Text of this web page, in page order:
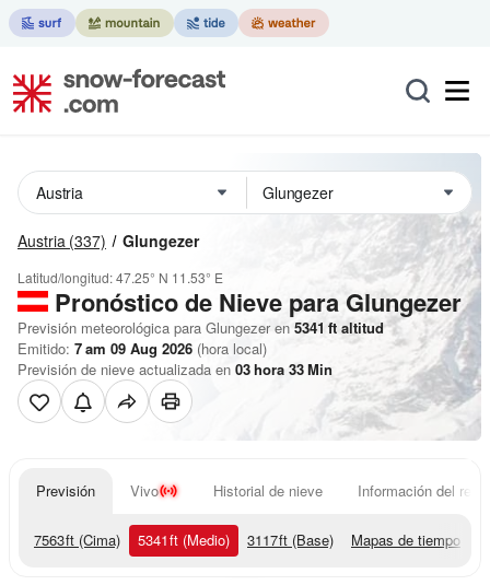
Austria (337) Glungezer
Latitud/longitud:47.25° N 11.53° E
Pronóstico de Nieve para Glungezer
Previsión meteorológica para Glungezer en 5341 ft altitud
Emitido: 7 am 09 Aug 2026 (hora local)
Previsión de nieve actualizada en 03hora 33Min
Previsión Vivo Historial de nieve Información del
7563ft (Cima) 5341ft (Medio) 3117ft (Base) Mapas de tiempo